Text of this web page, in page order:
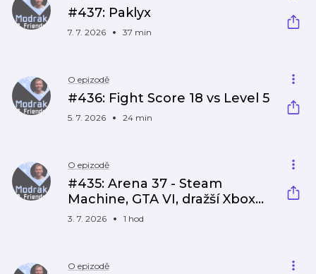
#437: Paklyx
7. 7. 2026 37 min
O epizodě
#436: Fight Score 18 vs Level 5
5. 7. 2026 24 min
O epizodě
#435: Arena 37 - Steam
Machine, GTA VI, dražší Xbox...
3. 7. 2026 1 hod
O epizodě